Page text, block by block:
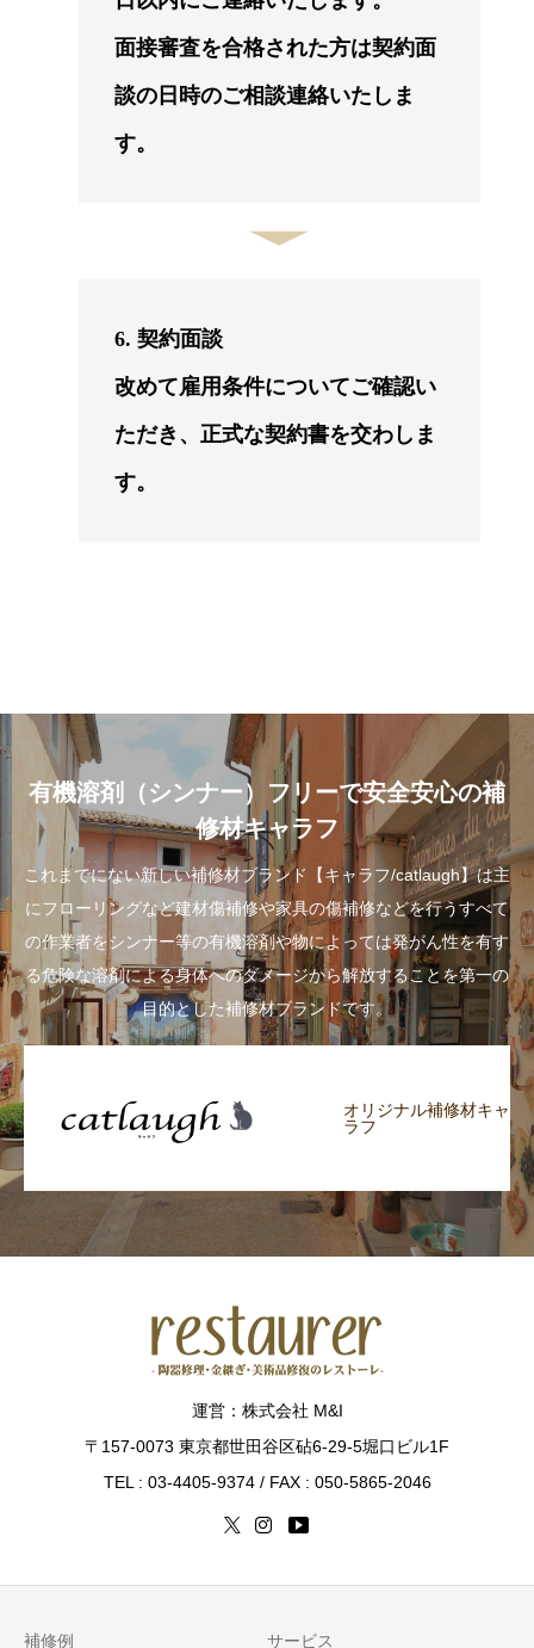
面接審査を合格された方は契約面
談の日時のご相談連絡いたしま
す。
6. 契約面談
改めて雇用条件についてご確認い
ただき、正式な契約書を交わしま
す。
有機溶剤（シンナー）フリーで安全安心の補
修材キャラフ
これまでにない新しい補修材ブランド【キャラフ/catlaugh】は主
にフローリングなど建材傷補修や家具の傷補修などを行うすべて
の作業者をシンナー等の有機溶剤や物によっては発がん性を有す
る危険な溶剤による身体へのダメージから解放することを第一の
目的とした補修材ブランドです。
オリジナル補修材キャ
ラフ
運営：株式会社 M&I
〒157-0073 東京都世田谷区砧6-29-5堀口ビル1F
TEL : 03-4405-9374 / FAX : 050-5865-2046
補修例 サービス